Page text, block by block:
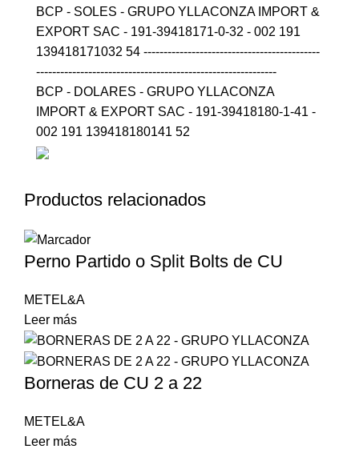
BCP - SOLES - GRUPO YLLACONZA IMPORT &
EXPORT SAC - 191-39418171-0-32 - 002 191
139418171032 54 --------------------------------------------
------------------------------------------------------------
BCP - DOLARES - GRUPO YLLACONZA
IMPORT & EXPORT SAC - 191-39418180-1-41 -
002 191 139418180141 52
Productos relacionados
Perno Partido o Split Bolts de CU
METEL&A
Leer más
Borneras de CU 2 a 22
METEL&A
Leer más